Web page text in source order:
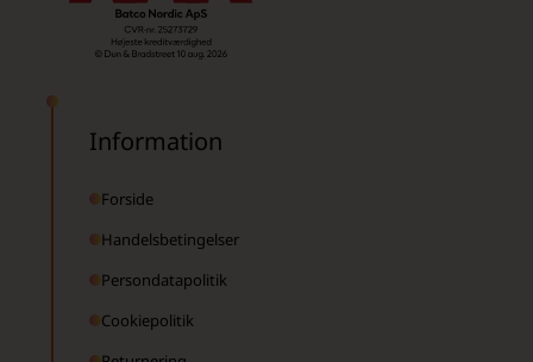
Information
Forside
Handelsbetingelser
Persondatapolitik
Cookiepolitik